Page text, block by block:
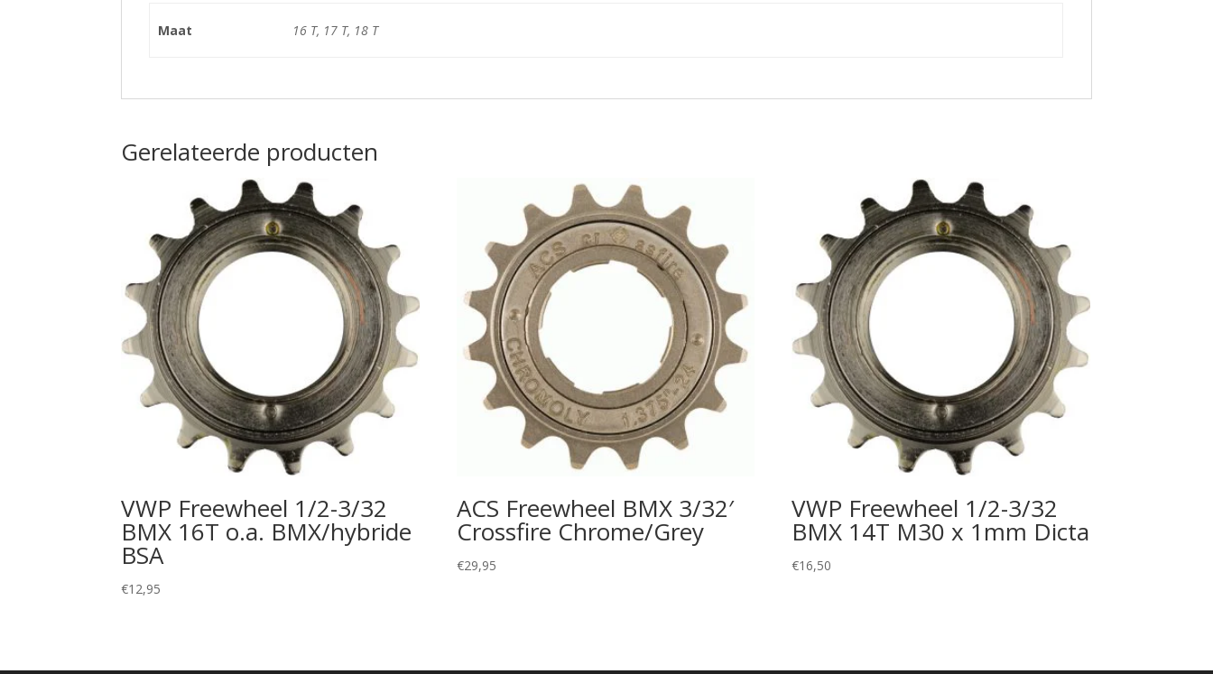
Maat 16 T, 17 T, 18 T
Gerelateerde producten
VWP Freewheel 1/2-3/32
BMX 16T o.a. BMX/hybride
BSA
€12,95
ACS Freewheel BMX 3/32′
Crossfire Chrome/Grey
€29,95
VWP Freewheel 1/2-3/32
BMX 14T M30 x 1mm Dicta
€16,50